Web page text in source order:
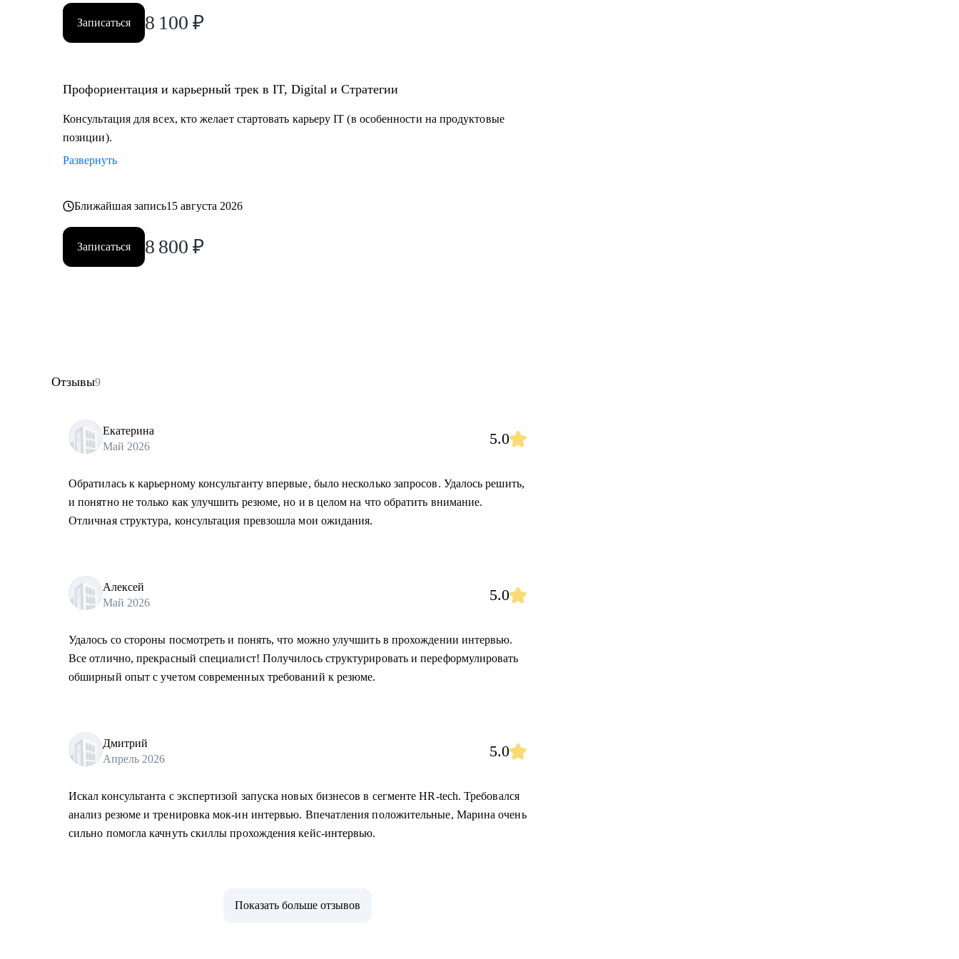
Записаться 8 100 ₽
Профориентация и карьерный трек в IT, Digital и Стратегии
Консультация для всех, кто желает стартовать карьеру IT (в особенности на продуктовые
позиции).
Развернуть
Ближайшая запись15 августа 2026
Записаться 8 800 ₽
Отзывы9
Екатерина
Май 2026
5.0
Обратилась к карьерному консультанту впервые, было несколько запросов. Удалось решить,
и понятно не только как улучшить резюме, но и в целом на что обратить внимание.
Отличная структура, консультация превзошла мои ожидания.
Алексей
Май 2026
5.0
Удалось со стороны посмотреть и понять, что можно улучшить в прохождении интервью.
Все отлично, прекрасный специалист! Получилось структурировать и переформулировать
обширный опыт с учетом современных требований к резюме.
Дмитрий
Апрель 2026
5.0
Искал консультанта с экспертизой запуска новых бизнесов в сегменте HR-tech. Требовался
анализ резюме и тренировка мок-ин интервью. Впечатления положительные, Марина очень
сильно помогла качнуть скиллы прохождения кейс-интервью.
Показать больше отзывов